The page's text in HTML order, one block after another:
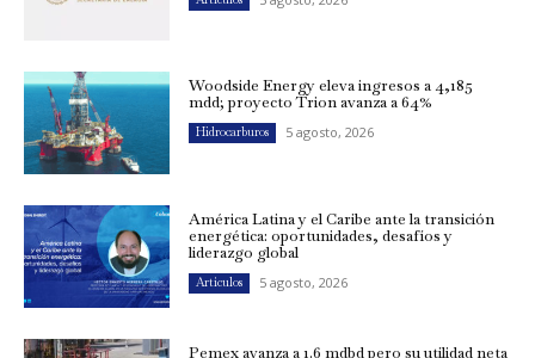
Woodside Energy eleva ingresos a 4,185
mdd; proyecto Trion avanza a 64%
Hidrocarburos 5 agosto, 2026
América Latina y el Caribe ante la transición
energética: oportunidades, desafíos y
liderazgo global
Artículos 5 agosto, 2026
Pemex avanza a 1.6 mdbd pero su utilidad neta